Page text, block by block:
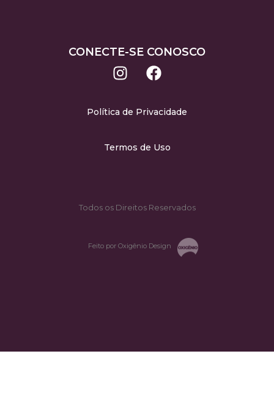
CONECTE-SE CONOSCO
Política de Privacidade
Termos de Uso
Todos os Direitos Reservados
Feito por Oxigênio Design